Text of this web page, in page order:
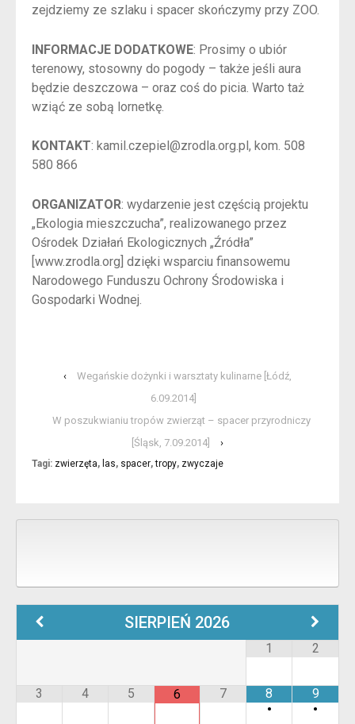
zejdziemy ze szlaku i spacer skończymy przy ZOO.
INFORMACJE DODATKOWE: Prosimy o ubiór
terenowy, stosowny do pogody – także jeśli aura
będzie deszczowa – oraz coś do picia. Warto taż
wziąć ze sobą lornetkę.
KONTAKT: kamil.czepiel@zrodla.org.pl , kom. 508
580 866
ORGANIZATOR: wydarzenie jest częścią projektu
„Ekologia mieszczucha”, realizowanego przez
Ośrodek Działań Ekologicznych „Źródła”
[www.zrodla.org] dzięki wsparciu finansowemu
Narodowego Funduszu Ochrony Środowiska i
Gospodarki Wodnej.
‹
Wegańskie dożynki i warsztaty kulinarne [Łódź,
6.09.2014]
W poszukwianiu tropów zwierząt – spacer przyrodniczy
[Śląsk, 7.09.2014]
›
Tagi: zwierzęta, las, spacer,tropy, zwyczaje
SIERPIEŃ 2026
1 2
3 4 5 6 7
8
•
9
•